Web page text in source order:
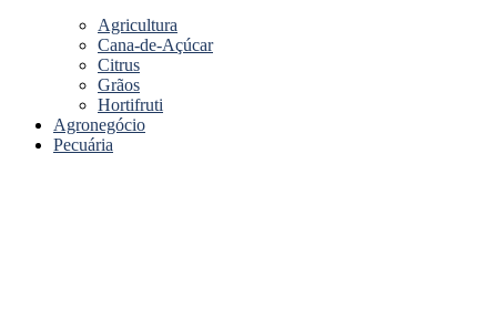
Agricultura
Cana-de-Açúcar
Citrus
Grãos
Hortifruti
Agronegócio
Pecuária